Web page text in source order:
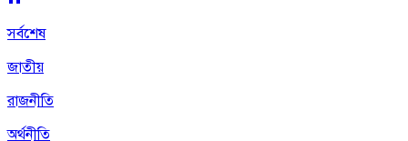
সর্বশেষ
জাতীয়
রাজনীতি
অর্থনীতি